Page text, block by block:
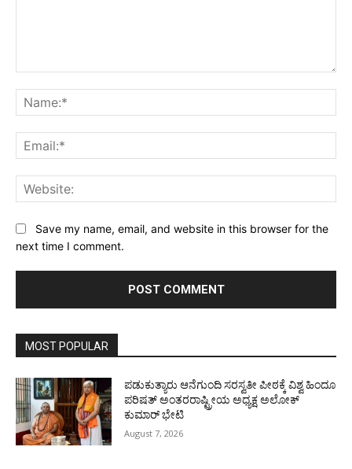
Save my name, email, and website in this browser for the
next time I comment.
MOST POPULAR
ಪಡುಕುತ್ಯಾರು ಆನೆಗುಂದಿ ಸರಸ್ವತೀ ಪೀಠಕ್ಕೆ ವಿಶ್ವ ಹಿಂದೂ
ಪರಿಷತ್ ಅಂತರರಾಷ್ಟ್ರೀಯ ಅಧ್ಯಕ್ಷ ಅಲೋಕ್
ಕುಮಾರ್ ಭೇಟಿ
August 7, 2026